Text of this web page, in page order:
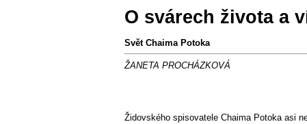
O svárech života a
Svět Chaima Potoka
ŽANETA PROCHÁZKOVÁ
Židovského spisovatele Chaima Potoka asi